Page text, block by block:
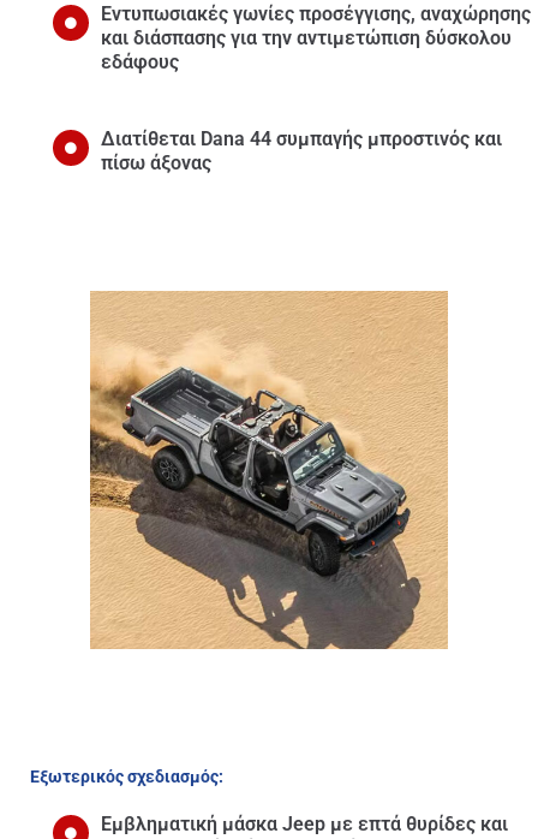
Εντυπωσιακές γωνίες προσέγγισης, αναχώρησης
και διάσπασης για την αντιμετώπιση δύσκολου
εδάφους
Διατίθεται Dana 44 συμπαγής μπροστινός και
πίσω άξονας
Εξωτερικός σχεδιασμός:
Εμβληματική μάσκα Jeep με επτά θυρίδες και